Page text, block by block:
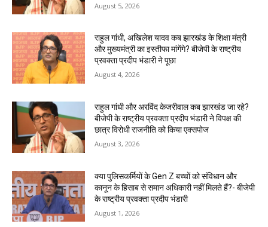
August 5, 2026
राहुल गांधी, अखिलेश यादव कब झारखंड के शिक्षा मंत्री
और मुख्यमंत्री का इस्तीफा मांगेंगे? बीजेपी के राष्ट्रीय
प्रवक्ता प्रदीप भंडारी ने पूछा
August 4, 2026
राहुल गांधी और अरविंद केजरीवाल कब झारखंड जा रहे?
बीजेपी के राष्ट्रीय प्रवक्ता प्रदीप भंडारी ने विपक्ष की
छात्र विरोधी राजनीति को किया एक्सपोज
August 3, 2026
क्या पुलिसकर्मियों के Gen Z बच्चों को संविधान और
कानून के हिसाब से समान अधिकारी नहीं मिलते हैं?- बीजेपी
के राष्ट्रीय प्रवक्ता प्रदीप भंडारी
August 1, 2026